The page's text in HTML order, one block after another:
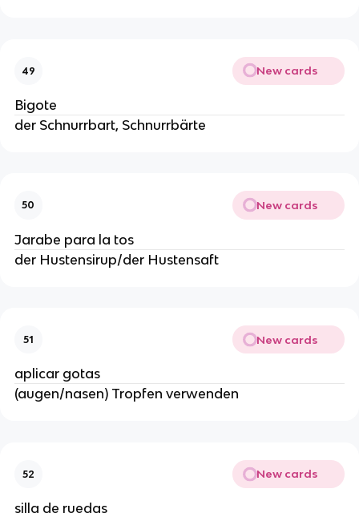
49 New cards
Bigote
der Schnurrbart, Schnurrbärte
50 New cards
Jarabe para la tos
der Hustensirup/der Hustensaft
51 New cards
aplicar gotas
(augen/nasen) Tropfen verwenden
52 New cards
silla de ruedas